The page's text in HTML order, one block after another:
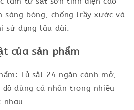
sáng bóng, chống trầy xước và
sử dụng lâu dài.
của sản phẩm
Tủ sắt 24 ngăn cánh mở,
dùng cá nhân trong nhiều
nhau